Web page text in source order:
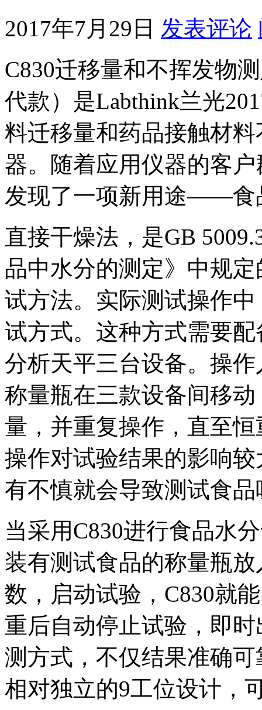
2017年7月29日 发表评论
C830迁移量和不挥发物
代款）是Labthink兰光
料迁移量和药品接触材
器。随着应用仪器的客
发现了一项新用途——食
直接干燥法，是GB
品中水分的测定》中规
试方法。实际测试操作
试方式。这种方式需要
分析天平三台设备。操
称量瓶在三款设备间移
量，并重复操作，直至
操作对试验结果的影响
有不慎就会导致测试食
当采用C830进行食品水
装有测试食品的称量瓶
数，启动试验，C830就
重后自动停止试验，即
测方式，不仅结果准确
相对独立的9工位设计，